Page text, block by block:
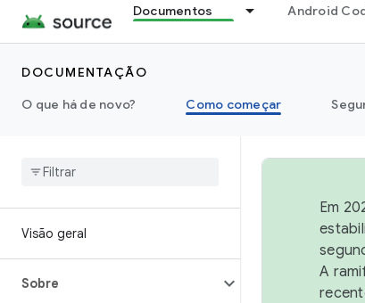
Documentos Android
DOCUMENTAÇÃO
O que há de novo?
Como começar
Visão geral
Sobre
Em
A